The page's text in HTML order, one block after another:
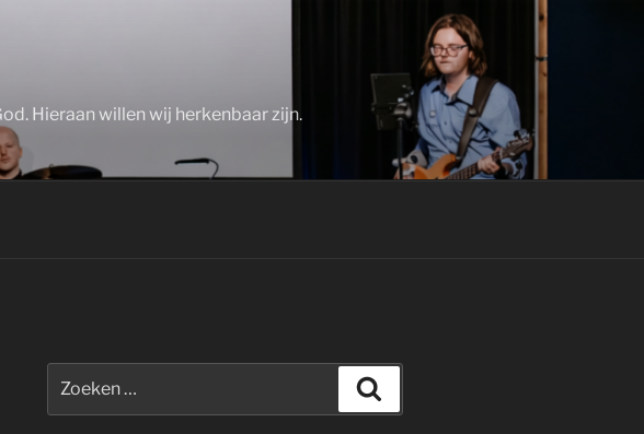
Hieraan willen wij herkenbaar zijn.
naar: